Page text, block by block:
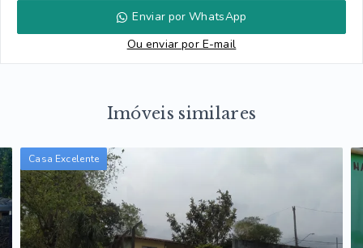
Enviar por WhatsApp
Ou enviar por E-mail
Imóveis similares
Casa Excelente